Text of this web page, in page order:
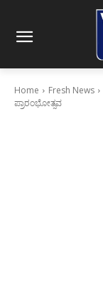
Home Fresh News
ಪ್ರಾರಂಭೋತ್ಸವ